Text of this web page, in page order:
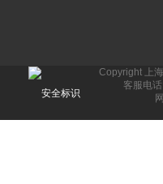
Copyright 上
客服电